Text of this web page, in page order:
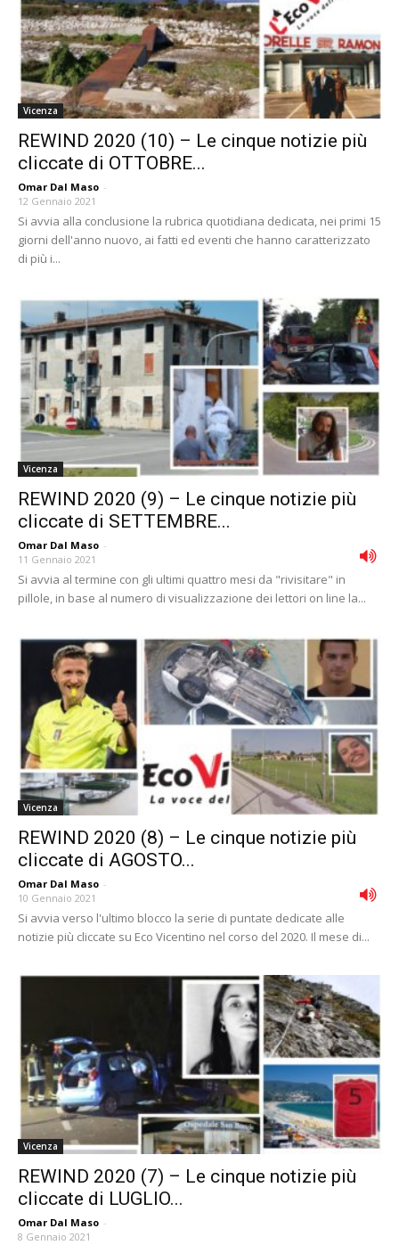
Vicenza
REWIND 2020 (10) – Le cinque notizie più
cliccate di OTTOBRE...
Omar Dal Maso -
12 Gennaio 2021
Si avvia alla conclusione la rubrica quotidiana dedicata, nei primi 15
giorni dell'anno nuovo, ai fatti ed eventi che hanno caratterizzato
di più i...
Vicenza
REWIND 2020 (9) – Le cinque notizie più
cliccate di SETTEMBRE...
Omar Dal Maso -
11 Gennaio 2021
Si avvia al termine con gli ultimi quattro mesi da "rivisitare" in
pillole, in base al numero di visualizzazione dei lettori on line la...
Vicenza
REWIND 2020 (8) – Le cinque notizie più
cliccate di AGOSTO...
Omar Dal Maso -
10 Gennaio 2021
Si avvia verso l'ultimo blocco la serie di puntate dedicate alle
notizie più cliccate su Eco Vicentino nel corso del 2020. Il mese di...
Vicenza
REWIND 2020 (7) – Le cinque notizie più
cliccate di LUGLIO...
Omar Dal Maso -
8 Gennaio 2021